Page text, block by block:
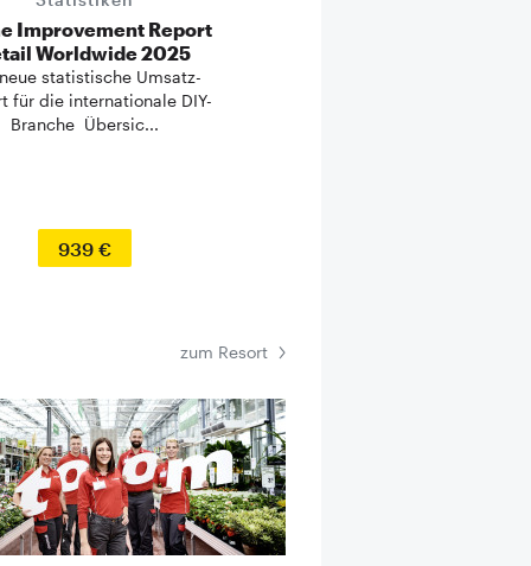
Improvement Report
Worldwide 2025
statistische Umsatz-
für die internationale DIY-
Branche Übersic...
939 €
zum Resort